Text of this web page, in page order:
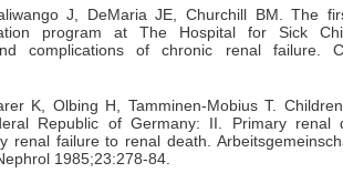
J, DeMaria JE, Churchill BM. The
program at The Hospital for Sick
complications of chronic renal failure.
K, Olbing H, Tamminen-Mobius T.
Republic of Germany: II. Primary renal
renal failure to renal death.
1985;23:278-84.